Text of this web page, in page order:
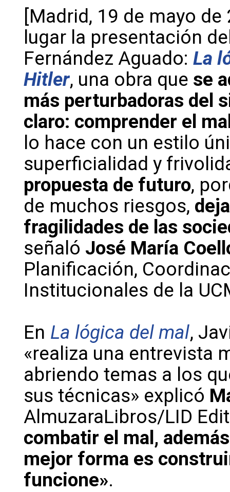
[Madrid, 19 de mayo
lugar la presentación
Fernández Aguado: La
Hitler, una obra que se
más perturbadoras del
claro: comprender el
lo hace con un estilo
superficialidad y
propuesta de futuro,
de muchos riesgos,
fragilidades de las
señaló José María
Planificación,
Institucionales de la
En La lógica del mal,
«realiza una entrevista
abriendo temas a los
sus técnicas» explicó
AlmuzaraLibros/LID
combatir el mal,
mejor forma es
funcione».